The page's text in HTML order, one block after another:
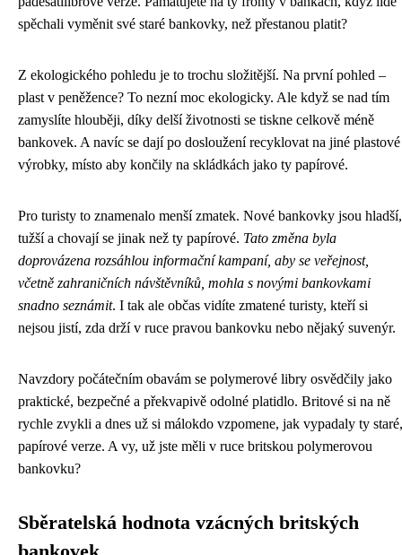
spěchali vyměnit své staré bankovky, než přestanou platit?
Z ekologického pohledu je to trochu složitější. Na první pohled –
plast v peněžence? To nezní moc ekologicky. Ale když se nad tím
zamyslíte hlouběji, díky delší životnosti se tiskne celkově méně
bankovek. A navíc se dají po dosloužení recyklovat na jiné plastové
výrobky, místo aby končily na skládkách jako ty papírové.
Pro turisty to znamenalo menší zmatek. Nové bankovky jsou hladší,
tužší a chovají se jinak než ty papírové. Tato změna byla
doprovázena rozsáhlou informační kampaní, aby se veřejnost,
včetně zahraničních návštěvníků, mohla s novými bankovkami
snadno seznámit. I tak ale občas vidíte zmatené turisty, kteří si
nejsou jistí, zda drží v ruce pravou bankovku nebo nějaký suvenýr.
Navzdory počátečním obavám se polymerové libry osvědčily jako
praktické, bezpečné a překvapivě odolné platidlo. Britové si na ně
rychle zvykli a dnes už si málokdo vzpomene, jak vypadaly ty staré,
papírové verze. A vy, už jste měli v ruce britskou polymerovou
bankovku?
Sběratelská hodnota vzácných britských